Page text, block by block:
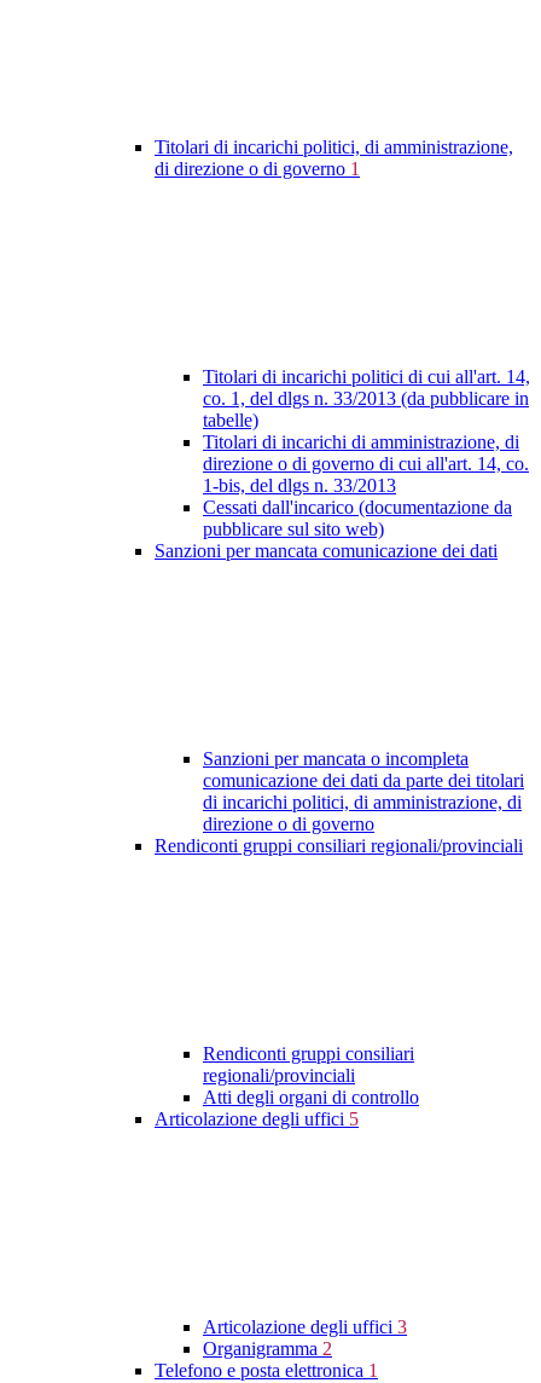
Titolari di incarichi politici, di amministrazione,
di direzione o di governo 1
Titolari di incarichi politici di cui all'art. 14,
co. 1, del dlgs n. 33/2013 (da pubblicare in
tabelle)
Titolari di incarichi di amministrazione, di
direzione o di governo di cui all'art. 14, co.
1-bis, del dlgs n. 33/2013
Cessati dall'incarico (documentazione da
pubblicare sul sito web)
Sanzioni per mancata comunicazione dei dati
Sanzioni per mancata o incompleta
comunicazione dei dati da parte dei titolari
di incarichi politici, di amministrazione, di
direzione o di governo
Rendiconti gruppi consiliari regionali/provinciali
Rendiconti gruppi consiliari
regionali/provinciali
Atti degli organi di controllo
Articolazione degli uffici 5
Articolazione degli uffici 3
Organigramma 2
Telefono e posta elettronica 1